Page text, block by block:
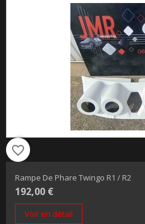
favorite_border
Rampe De Phare Twingo R1 / R2
192,00 €
Voir en détail